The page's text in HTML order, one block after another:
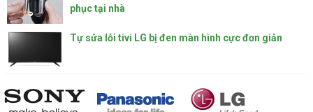
phục tại nhà
Tự sửa lỗi tivi LG bị đen màn hình cực đơn giản